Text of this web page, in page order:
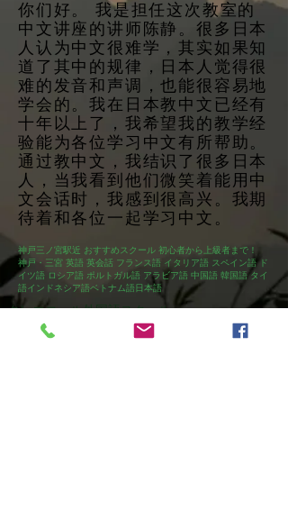
你们好。 我是担任这次教室的
中文讲座的讲师陈静。很多日本
人认为中文很难学，其实如果知
道了其中的规律，日本人觉得很
难的发音和声调，也能很容易地
学会的。我在日本教中文已经有
十年以上了，我希望我的教学经
验能为各位学习中文有所帮助。
通过教中文，我结识了很多日本
人，当我看到他们微笑着能用中
文会话时，我感到很高兴。我期
待着和各位一起学习中文。
神戸三ノ宮駅近 おすすめスクール 初心者から上級者まで！
神戸・三宮 英語 英会話 フランス語 イタリア語 スペイン語 ド
イツ語 ロシア語 ポルトガル語 アラビア語 中国語 韓国語 タイ
語インドネシア語ベトナム語日本語
クレエコール外国語スクール
Cle Ecole Language School